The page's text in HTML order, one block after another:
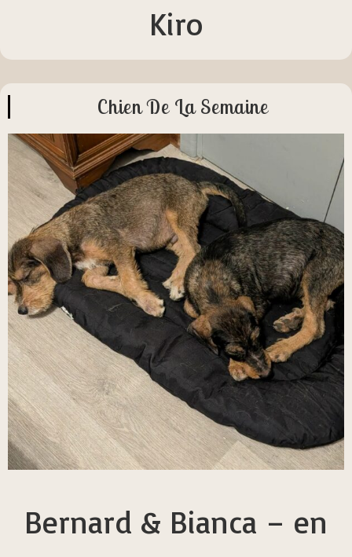
Kiro
Chien De La Semaine
Bernard & Bianca – en